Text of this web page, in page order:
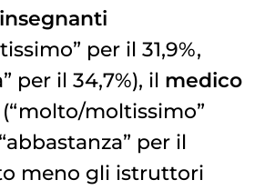
insegnanti
per il 31,9%,
per il 34,7%), il medico
moltissimo”
per il
meno gli istruttori